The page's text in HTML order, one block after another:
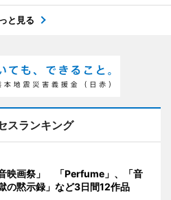
と見る
スランキング
映画祭」 「Perfume」、「音
の黙示録」など3日間12作品